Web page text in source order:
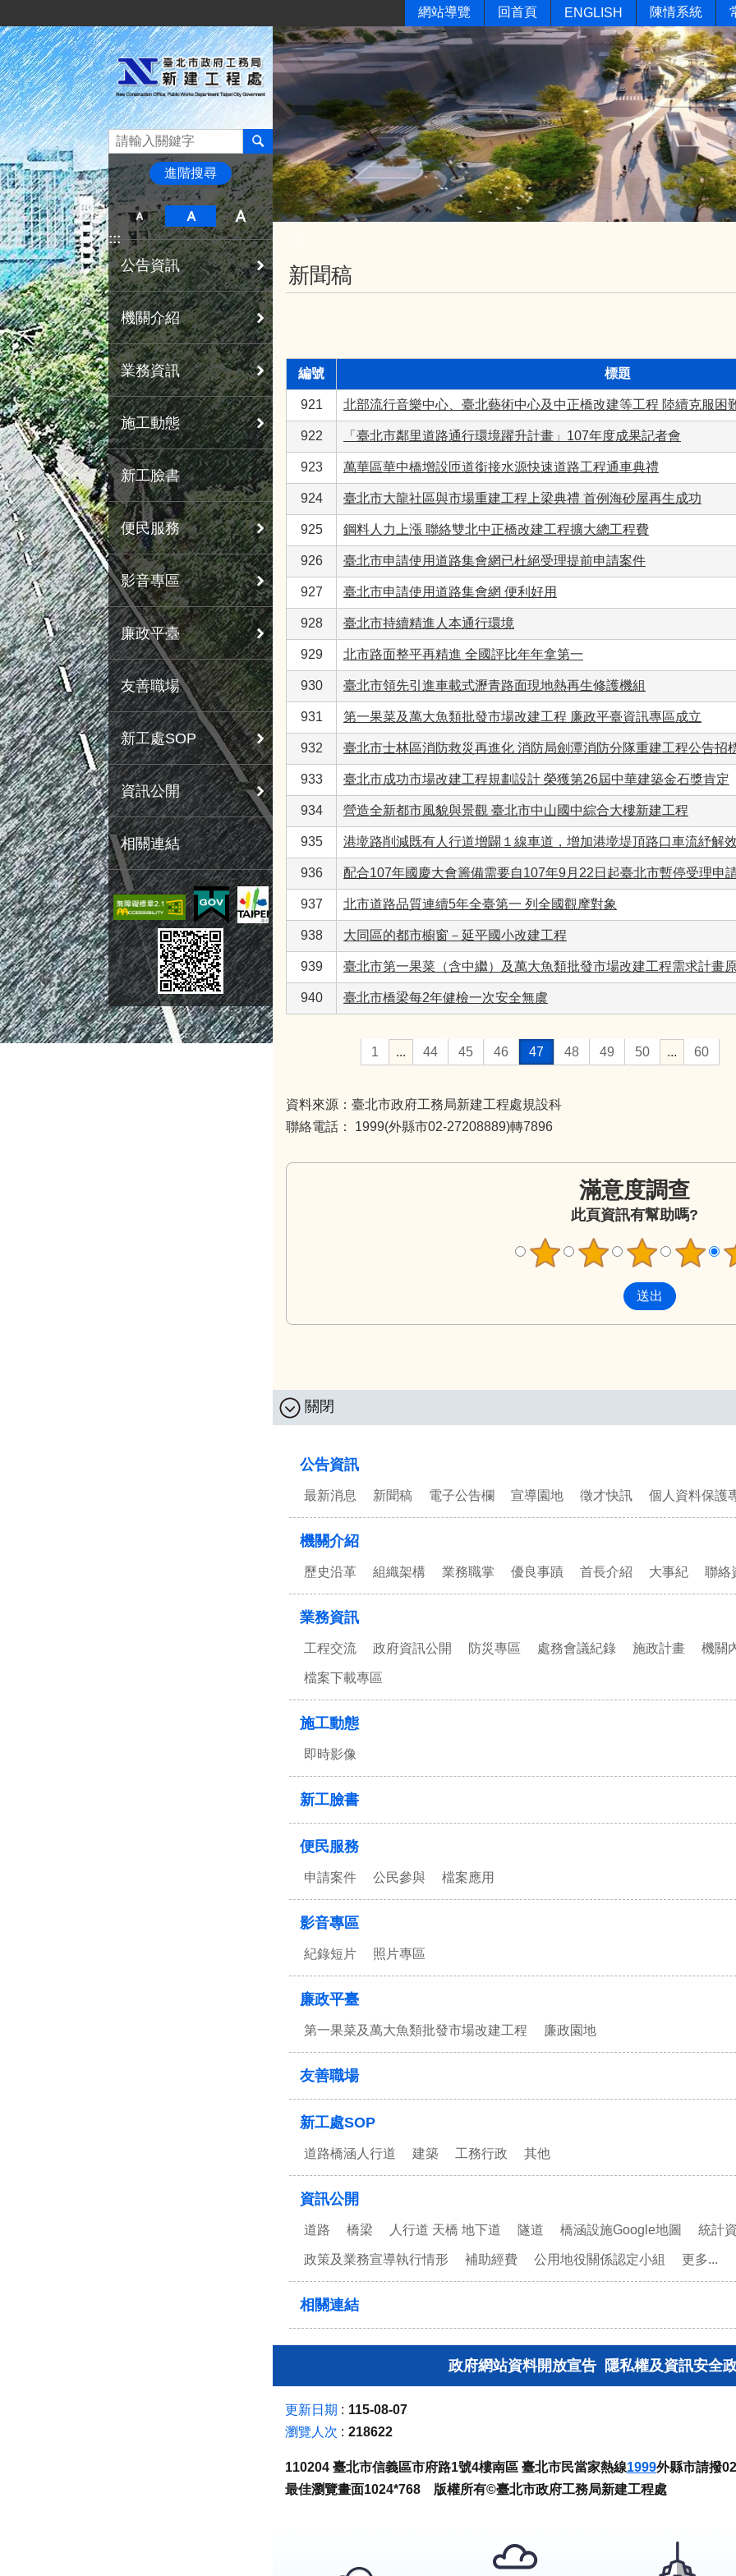
網站導覽 回首頁 ENGLISH 陳情系統
進階搜尋
:::
公告資訊
機關介紹
業務資訊
施工動態
新工臉書
便民服務
影音專區
廉政平臺
友善職場
新工處SOP
資訊公開
相關連結
新聞稿
編號 標題
921 北部流行音樂中心、臺北藝術中心及中正橋改建等工程 陸續克服困
922 「臺北市鄰里道路通行環境躍升計畫」107年度成果記者會
923 萬華區華中橋增設匝道銜接水源快速道路工程通車典禮
924 臺北市大龍社區與市場重建工程上梁典禮 首例海砂屋再生成功
925 鋼料人力上漲 聯絡雙北中正橋改建工程擴大總工程費
926 臺北市申請使用道路集會網已杜絕受理提前申請案件
927 臺北市申請使用道路集會網 便利好用
928 臺北市持續精進人本通行環境
929 北市路面整平再精進 全國評比年年拿第一
930 臺北市領先引進車載式瀝青路面現地熱再生修護機組
931 第一果菜及萬大魚類批發市場改建工程 廉政平臺資訊專區成立
932 臺北市士林區消防救災再進化 消防局劍潭消防分隊重建工程公告招
933 臺北市成功市場改建工程規劃設計 榮獲第26屆中華建築金石獎肯定
934 營造全新都市風貌與景觀 臺北市中山國中綜合大樓新建工程
935 港墘路削減既有人行道增闢１線車道，增加港墘堤頂路口車流紓解
936 配合107年國慶大會籌備需要自107年9月22日起臺北市暫停受理申
937 北市道路品質連續5年全臺第一 列全國觀摩對象
938 大同區的都市櫥窗－延平國小改建工程
939 臺北市第一果菜（含中繼）及萬大魚類批發市場改建工程需求計畫
940 臺北市橋梁每2年健檢一次安全無虞
1 ... 44 45 46 47 48 49 50 ... 60
資料來源：臺北市政府工務局新建工程處規設科
聯絡電話： 1999(外縣市02-27208889)轉7896
滿意度調查
此頁資訊有幫助嗎?
關閉
公告資訊
最新消息 新聞稿 電子公告欄 宣導園地 徵才快訊 個人資料保護
機關介紹
歷史沿革 組織架構 業務職掌 優良事蹟 首長介紹 大事紀 聯絡
業務資訊
工程交流 政府資訊公開 防災專區 處務會議紀錄 施政計畫 機關
檔案下載專區
施工動態
即時影像
新工臉書
便民服務
申請案件 公民參與 檔案應用
影音專區
紀錄短片 照片專區
廉政平臺
第一果菜及萬大魚類批發市場改建工程 廉政園地
友善職場
新工處SOP
道路橋涵人行道 建築 工務行政 其他
資訊公開
道路 橋梁 人行道 天橋 地下道 隧道 橋涵設施Google地圖 統計
政策及業務宣導執行情形 補助經費 公用地役關係認定小組 更多...
相關連結
政府網站資料開放宣告 隱私權及資訊安全
更新日期
115-08-07
瀏覽人次
218622
110204 臺北市信義區市府路1號4樓南區 臺北市民當家熱線1999外縣市請撥
最佳瀏覽畫面1024*768 版權所有©臺北市政府工務局新建工程處